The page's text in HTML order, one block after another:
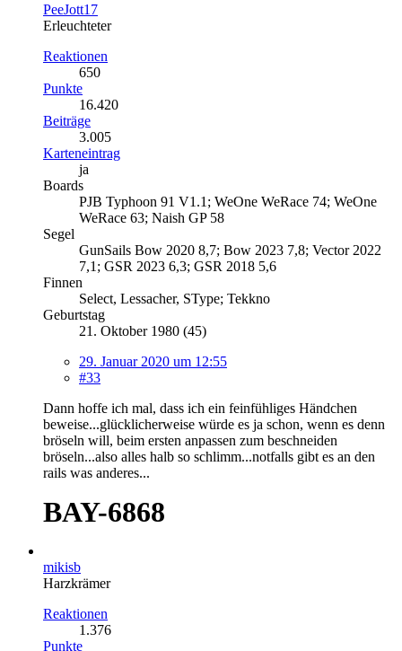
PeeJott17
Erleuchteter
Reaktionen
650
Punkte
16.420
Beiträge
3.005
Karteneintrag
ja
Boards
PJB Typhoon 91 V1.1; WeOne WeRace 74; WeOne
WeRace 63; Naish GP 58
Segel
GunSails Bow 2020 8,7; Bow 2023 7,8; Vector 2022
7,1; GSR 2023 6,3; GSR 2018 5,6
Finnen
Select, Lessacher, SType; Tekkno
Geburtstag
21. Oktober 1980 (45)
29. Januar 2020 um 12:55
#33
Dann hoffe ich mal, dass ich ein feinfühliges Händchen
beweise...glücklicherweise würde es ja schon, wenn es denn
bröseln will, beim ersten anpassen zum beschneiden
bröseln...also alles halb so schlimm...notfalls gibt es an den
rails was anderes...
BAY-6868
mikisb
Harzkrämer
Reaktionen
1.376
Punkte